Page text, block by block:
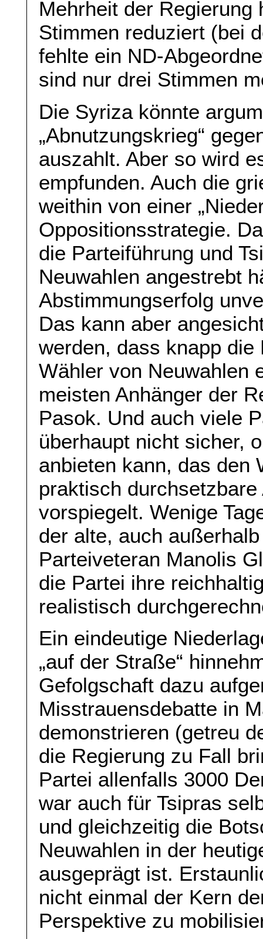
Mehrheit der Regierung
Stimmen reduziert (bei
fehlte ein ND-
sind nur drei Stimmen
Die Syriza könnte
„Abnutzungskrieg“
auszahlt. Aber so wird
empfunden. Auch die
weithin von einer
Oppositionsstrategie.
die Parteiführung und
Neuwahlen angestrebt
Abstimmungserfolg
Das kann aber
werden, dass knapp
Wähler von Neuwahlen
meisten Anhänger der
Pasok. Und auch viele
überhaupt nicht sicher,
anbieten kann, das den
praktisch
vorspiegelt. Wenige
der alte, auch
Parteiveteran Manolis
die Partei ihre
realistisch
Ein eindeutige
„auf der Straße“
Gefolgschaft dazu
Misstrauensdebatte in
demonstrieren (getreu
die Regierung zu Fall
Partei allenfalls 3000
war auch für Tsipras
und gleichzeitig die
Neuwahlen in der
ausgeprägt ist.
nicht einmal der Kern
Perspektive zu